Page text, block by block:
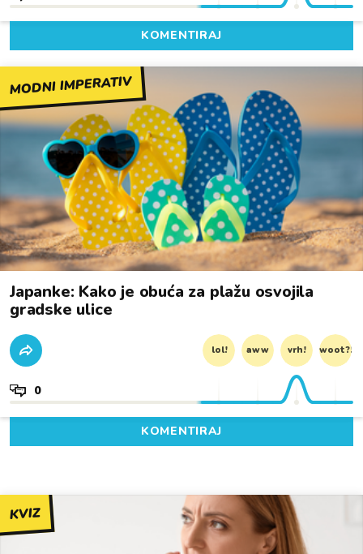
KOMENTIRAJ
MODNI IMPERATIV
Japanke: Kako je obuća za plažu osvojila
gradske ulice
lol! aww vrh! woot?!
0
KOMENTIRAJ
KVIZ